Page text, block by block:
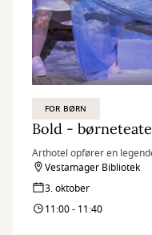
FOR BØRN
Bold -
Arthotel opfører en
Vestamager Bibliotek
3. oktober
11:00 - 11:40